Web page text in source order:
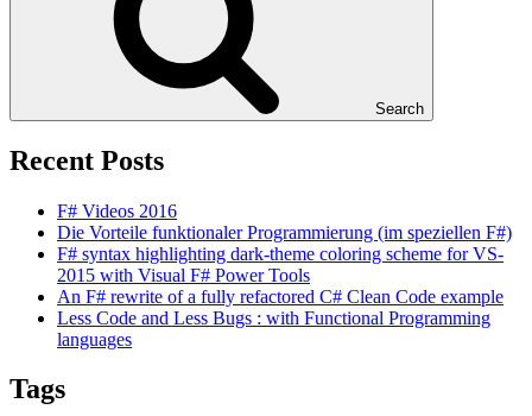
Search
Recent Posts
F# Videos 2016
Die Vorteile funktionaler Programmierung (im speziellen F#)
F# syntax highlighting dark-theme coloring scheme for VS-
2015 with Visual F# Power Tools
An F# rewrite of a fully refactored C# Clean Code example
Less Code and Less Bugs : with Functional Programming
languages
Tags